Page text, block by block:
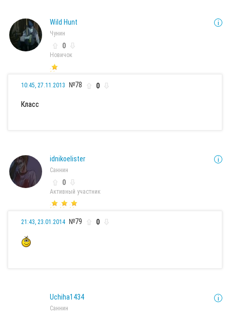
Wild Hunt
Чунин
0
Новичок
10:45, 27.11.2013 №78 0
Класс
idnikoelister
Саннин
0
Активный участник
21:43, 23.01.2014 №79 0
Uchiha1434
Саннин